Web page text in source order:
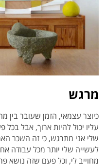
מרגש
כיוצר עצמאי, הזמן שעובר בין
עליו יכול להיות ארוך, אבל
שלי אני מתרגש, כי זה השכר
לעשייה שלי יותר מכל עבודה
מחוייב לי, וכל פעם שזה נושא